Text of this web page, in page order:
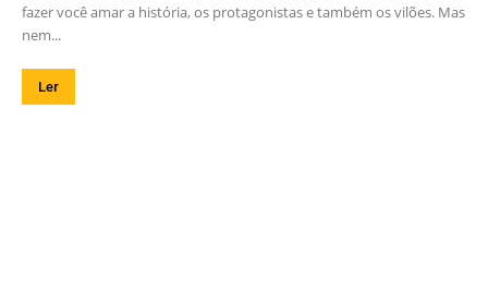
fazer você amar a história, os protagonistas e também os vilões. Mas
nem...
Ler